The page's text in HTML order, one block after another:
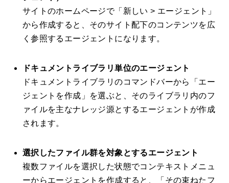
サイトのホームページで「新しい > エージェント」
から作成すると、そのサイト配下のコンテンツを広
く参照するエージェントになります。
ドキュメントライブラリ単位のエージェント
ドキュメントライブラリのコマンドバーから「エー
ジェントを作成」を選ぶと、そのライブラリ内のフ
ァイルを主なナレッジ源とするエージェントが作成
されます。
選択したファイル群を対象とするエージェント
複数ファイルを選択した状態でコンテキストメニュ
ーからエージェントを作成すると、「その束ねたフ